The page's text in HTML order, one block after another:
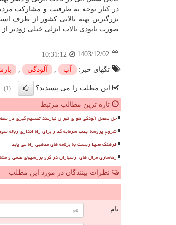
در کنار توجه به ظرفیت و مشارکت
بزرگترین پهنه تالابی کشور از طرف
صورت نابودی تالاب انزلی خیلی زودتر
1403/12/02
10:31:12
تگهای خبر: آب آلودگی
این مطلب را می پسندید؟ (1)
تازه ترین مطالب مرتبط
حل معضل آلودگی هوای تهران نیازمند تصمیم گیری در
شروع پروسه جذب سرمایه گذار برای راه اندازی زباله سوز ۳۰۰ تنی
فرهنگ محیط زیست به برنامه های مذهبی راه می یابد
رهاسازی مرال های ارسباران در گرو بررسیهای علمی و
نظرات بینندگان در مورد این مطلب
نام: